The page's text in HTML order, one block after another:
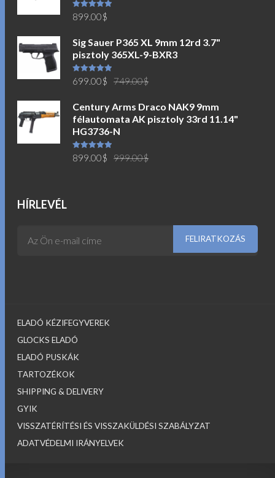
Értékelés:
5.00/ 5
899.00$
Sig Sauer P365 XL 9mm 12rd 3.7"
pisztoly 365XL-9-BXR3
Értékelés:
5.00/ 5 749.00$
was:
749.00$.
699.00$
is:
699.00$.
Century Arms Draco NAK9 9mm
félautomata AK pisztoly 33rd 11.14"
HG3736-N
Értékelés:
5.00/ 5 999.00$
899.00$
HÍRLEVÉL
ELADÓ KÉZIFEGYVEREK
GLOCKS ELADÓ
ELADÓ PUSKÁK
TARTOZÉKOK
SHIPPING & DELIVERY
GYIK
VISSZATÉRÍTÉSI ÉS VISSZAKÜLDÉSI SZABÁLYZAT
ADATVÉDELMI IRÁNYELVEK